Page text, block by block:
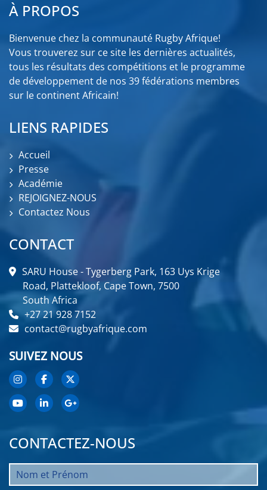
À PROPOS
Bienvenue chez la communauté Rugby Afrique!
Vous trouverez sur ce site les dernières actualités,
tous les résultats des compétitions et le programme
de développement de nos 39 fédérations membres
sur le continent Africain!
LIENS RAPIDES
Accueil
Presse
Académie
REJOIGNEZ-NOUS
Contactez Nous
CONTACT
SARU House - Tygerberg Park, 163 Uys Krige
Road, Plattekloof, Cape Town, 7500
South Africa
+27 21 928 7152
contact@rugbyafrique.com
SUIVEZ NOUS
CONTACTEZ-NOUS